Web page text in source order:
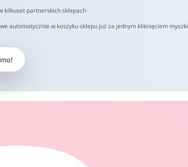
kilkuset partnerskich sklepach
automatycznie w koszyku sklepu już za jednym kliknięciem myszki